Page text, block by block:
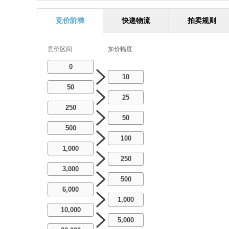
竞价阶梯 快递物流 拍卖规则
竞价区间 加价幅度
0
10
50
25
250
50
500
100
1,000
250
3,000
500
6,000
1,000
10,000
5,000